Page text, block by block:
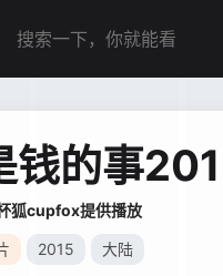
钱的事
狐cupfox提供播放
2015 大陆